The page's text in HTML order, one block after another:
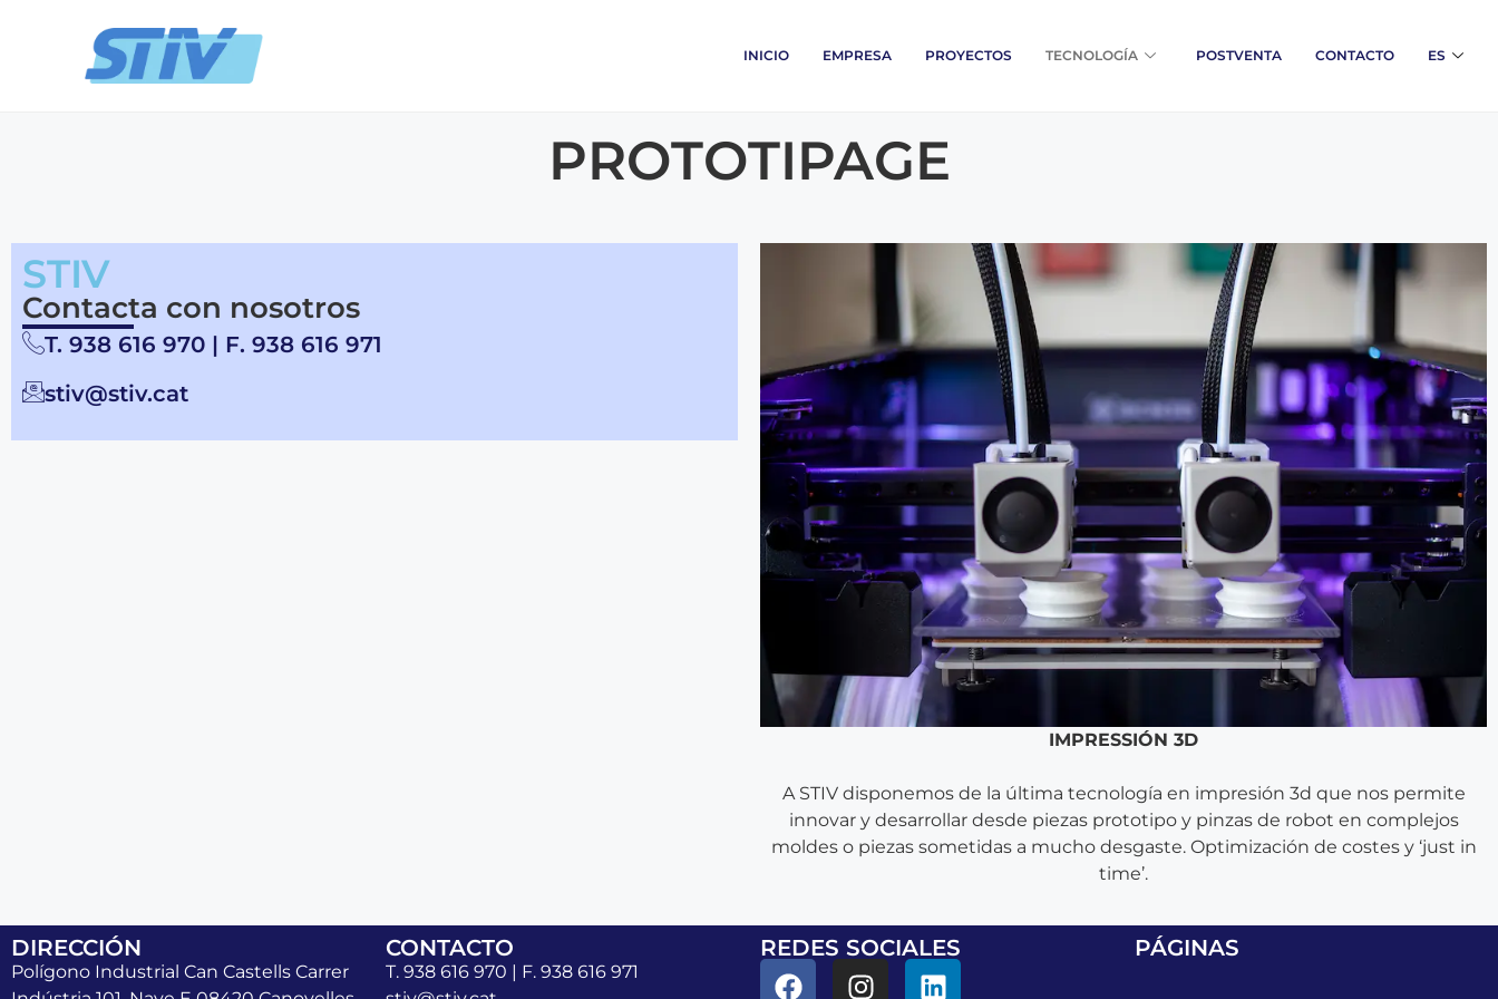
INICIO EMPRESA PROYECTOS TECNOLOGÍA POSTVENTA CONTACTO ES
PROTOTIPAGE
STIV
Contacta con nosotros
T. 938 616 970 | F. 938 616 971
stiv@stiv.cat
IMPRESSIÓN 3D
A STIV disponemos de la última tecnología en impresión 3d que nos permite
innovar y desarrollar desde piezas prototipo y pinzas de robot en complejos
moldes o piezas sometidas a mucho desgaste. Optimización de costes y ‘just in
time’.
DIRECCIÓN
Polígono Industrial Can Castells Carrer
CONTACTO
T. 938 616 970 | F. 938 616 971
REDES SOCIALES PÁGINAS